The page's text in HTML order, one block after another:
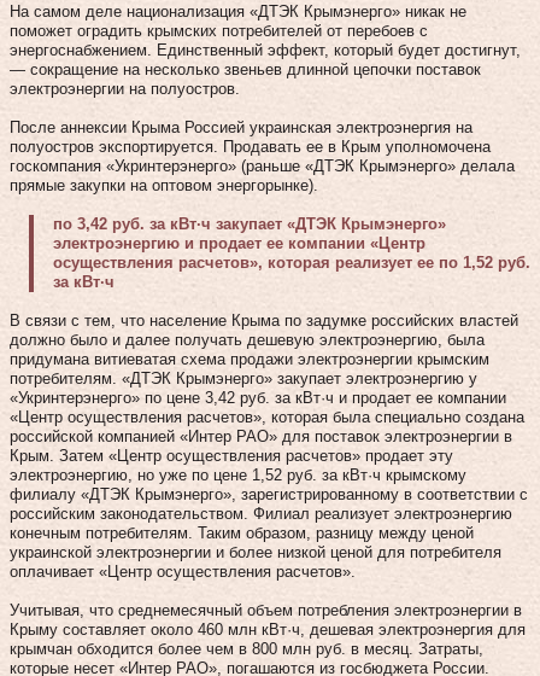
На самом деле национализация «ДТЭК Крымэнерго» никак не
поможет оградить крымских потребителей от перебоев с
энергоснабжением. Единственный эффект, который будет достигнут,
— сокращение на несколько звеньев длинной цепочки поставок
электроэнергии на полуостров.
После аннексии Крыма Россией украинская электроэнергия на
полуостров экспортируется. Продавать ее в Крым уполномочена
госкомпания «Укринтерэнерго» (раньше «ДТЭК Крымэнерго» делала
прямые закупки на оптовом энергорынке).
по 3,42 руб. за кВт·ч закупает «ДТЭК Крымэнерго»
электроэнергию и продает ее компании «Центр
осуществления расчетов», которая реализует ее по 1,52 руб.
за кВт·ч
В связи с тем, что население Крыма по задумке российских властей
должно было и далее получать дешевую электроэнергию, была
придумана витиеватая схема продажи электроэнергии крымским
потребителям. «ДТЭК Крымэнерго» закупает электроэнергию у
«Укринтерэнерго» по цене 3,42 руб. за кВт·ч и продает ее компании
«Центр осуществления расчетов», которая была специально создана
российской компанией «Интер РАО» для поставок электроэнергии в
Крым. Затем «Центр осуществления расчетов» продает эту
электроэнергию, но уже по цене 1,52 руб. за кВт·ч крымскому
филиалу «ДТЭК Крымэнерго», зарегистрированному в соответствии с
российским законодательством. Филиал реализует электроэнергию
конечным потребителям. Таким образом, разницу между ценой
украинской электроэнергии и более низкой ценой для потребителя
оплачивает «Центр осуществления расчетов».
Учитывая, что среднемесячный объем потребления электроэнергии в
Крыму составляет около 460 млн кВт·ч, дешевая электроэнергия для
крымчан обходится более чем в 800 млн руб. в месяц. Затраты,
которые несет «Интер РАО», погашаются из госбюджета России.